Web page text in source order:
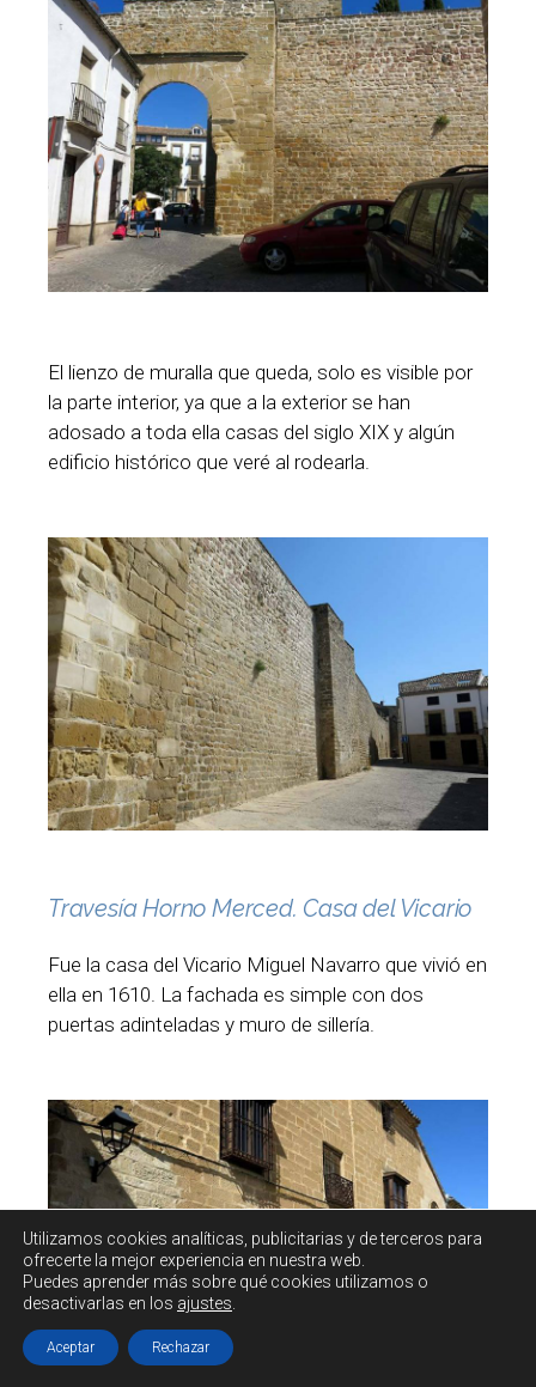
El lienzo de muralla que queda, solo es visible por
la parte interior, ya que a la exterior se han
adosado a toda ella casas del siglo XIX y algún
edificio histórico que veré al rodearla.
Travesía Horno Merced. Casa del Vicario
Fue la casa del Vicario Miguel Navarro que vivió en
ella en 1610. La fachada es simple con dos
puertas adinteladas y muro de sillería.
Utilizamos cookies analíticas, publicitarias y de terceros para
ofrecerte la mejor experiencia en nuestra web.
Puedes aprender más sobre qué cookies utilizamos o
desactivarlas en los ajustes
Aceptar Rechazar